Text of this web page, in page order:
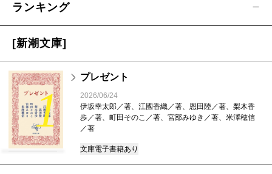
ランキング
[新潮文庫]
1
プレゼント
2026/06/24
伊坂幸太郎／著、江國香織／著、恩田陸／著、梨木香
歩／著、町田そのこ／著、宮部みゆき／著、米澤穂信
／著
文庫電子書籍あり